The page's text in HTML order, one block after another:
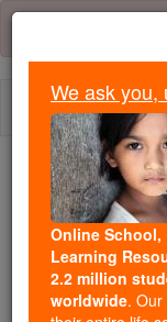
Skip
content
Because
Students
Faith
Because of
We ask you,
Online School,
Learning
2.2 million
worldwide.